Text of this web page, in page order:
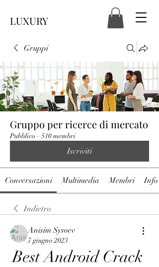
LUXURY
Gruppi
Gruppo per ricerce di mercato
Pubblico · 510 membri
Iscriviti
Conversazioni Multimedia Membri Info
Indietro
Anisim Sysoev
7 giugno 2023
Best Android Crack